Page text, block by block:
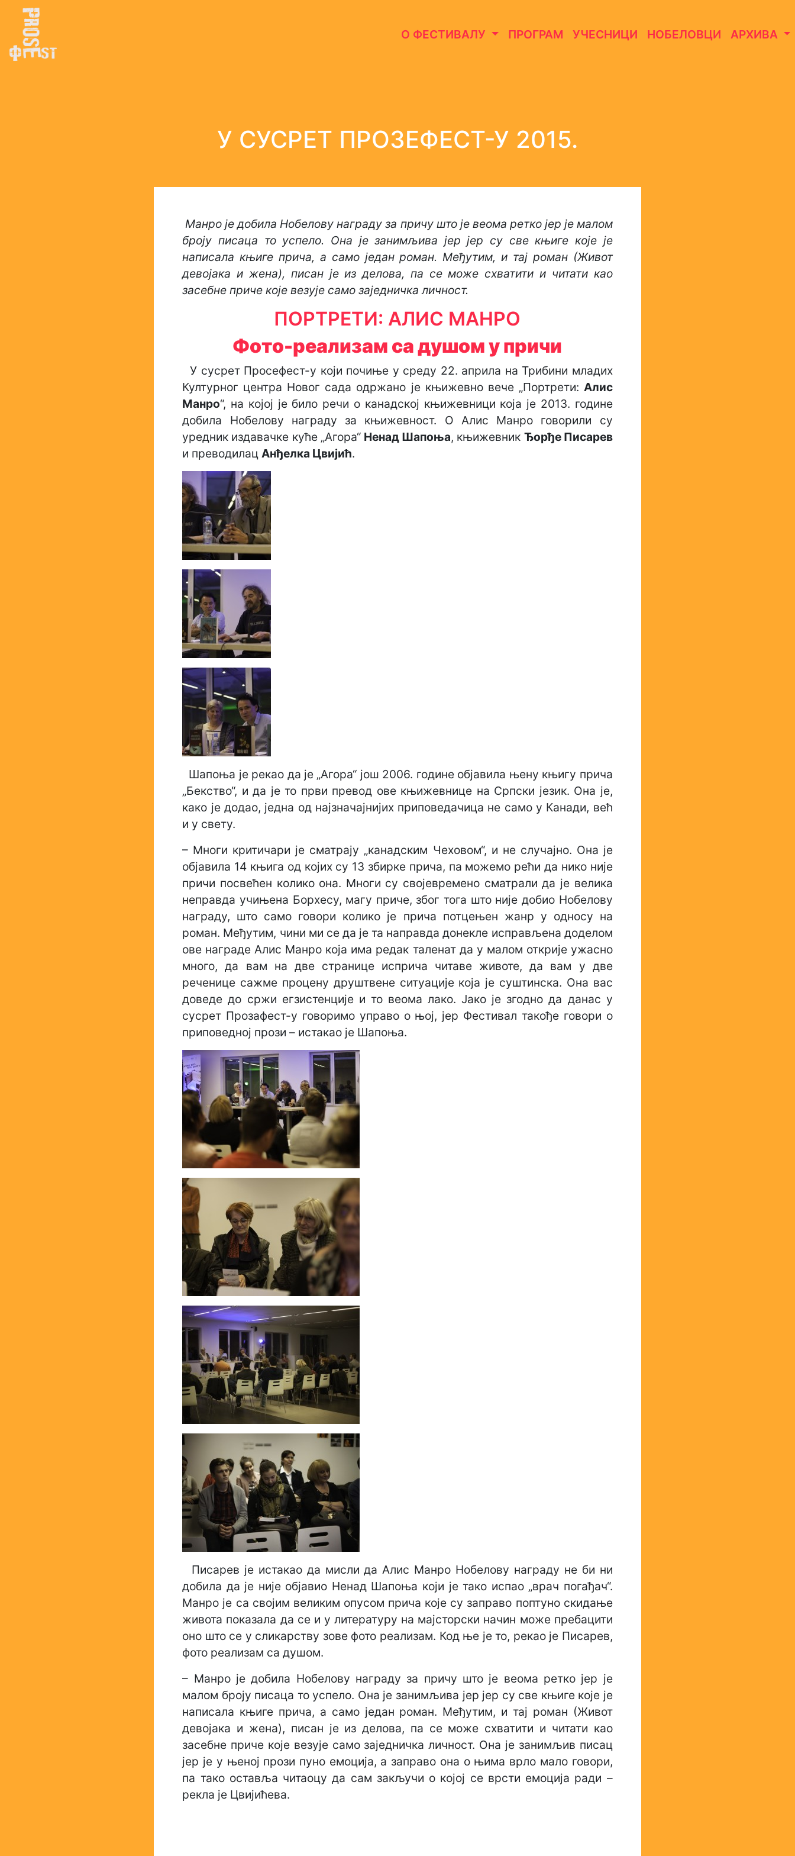
О ФЕСТИВАЛУ ПРОГРАМ УЧЕСНИЦИ НОБЕЛОВЦИ АРХИВА
У СУСРЕТ ПРОЗЕФЕСТ-У 2015.
Манро је добила Нобелову награду за причу што је веома ретко јер је малом
броју писаца то успело. Она је занимљива јер јер су све књиге које је
написала књиге прича, а само један роман. Међутим, и тај роман (Живот
девојака и жена), писан је из делова, па се може схватити и читати као
засебне приче које везује само заједничка личност.
ПОРТРЕТИ: АЛИС МАНРО
Фото-реализам са душом у причи
У сусрет Просефест-у који почиње у среду 22. априла на Трибини младих
Културног центра Новог сада одржано је књижевно вече „Портрети: Алис
Манро“, на којој је било речи о канадској књижевници која је 2013. године
добила Нобелову награду за књижевност. О Алис Манро говорили су
уредник издавачке куће „Агора“ Ненад Шапоња, књижевник Ђорђе Писарев
и преводилацАнђелка Цвијић.
Шапоња је рекао да је „Агора“ још 2006. године објавила њену књигу прича
„Бекство“, и да је то први превод ове књижевнице на Српски језик. Она је,
како је додао, једна од најзначајнијих приповедачица не само у Канади, већ
и у свету.
– Многи критичари је сматрају „канадским Чеховом“, и не случајно. Она је
објавила 14 књига од којих су 13 збирке прича, па можемо рећи да нико није
причи посвећен колико она. Многи су својевремено сматрали да је велика
неправда учињена Борхесу, магу приче, због тога што није добио Нобелову
награду, што само говори колико је прича потцењен жанр у односу на
роман. Међутим, чини ми се да је та направда донекле исправљена доделом
ове награде Алис Манро која има редак таленат да у малом открије ужасно
много, да вам на две странице исприча читаве животе, да вам у две
реченице сажме процену друштвене ситуације која је суштинска. Она вас
доведе до сржи егзистенције и то веома лако. Јако је згодно да данас у
сусрет Прозафест-у говоримо управо о њој, јер Фестивал такође говори о
приповедној прози – истакао је Шапоња.
Писарев је истакао да мисли да Алис Манро Нобелову награду не би ни
добила да је није објавио Ненад Шапоња који је тако испао „врач погађач“.
Манро је са својим великим опусом прича које су заправо поптуно скидање
живота показала да се и у литературу на мајсторски начин може пребацити
оно што се у сликарству зове фото реализам. Код ње је то, рекао је Писарев,
фото реализам са душом.
– Манро је добила Нобелову награду за причу што је веома ретко јер је
малом броју писаца то успело. Она је занимљива јер јер су све књиге које је
написала књиге прича, а само један роман. Међутим, и тај роман (Живот
девојака и жена), писан је из делова, па се може схватити и читати као
засебне приче које везује само заједничка личност. Она је занимљив писац
јер је у њеној прози пуно емоција, а заправо она о њима врло мало говори,
па тако оставља читаоцу да сам закључи о којој се врсти емоција ради –
рекла је Цвијићева.